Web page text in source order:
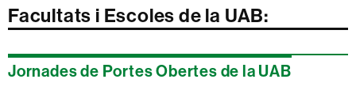
Facultats i Escoles de la UAB:
Jornades de Portes Obertes de la UAB